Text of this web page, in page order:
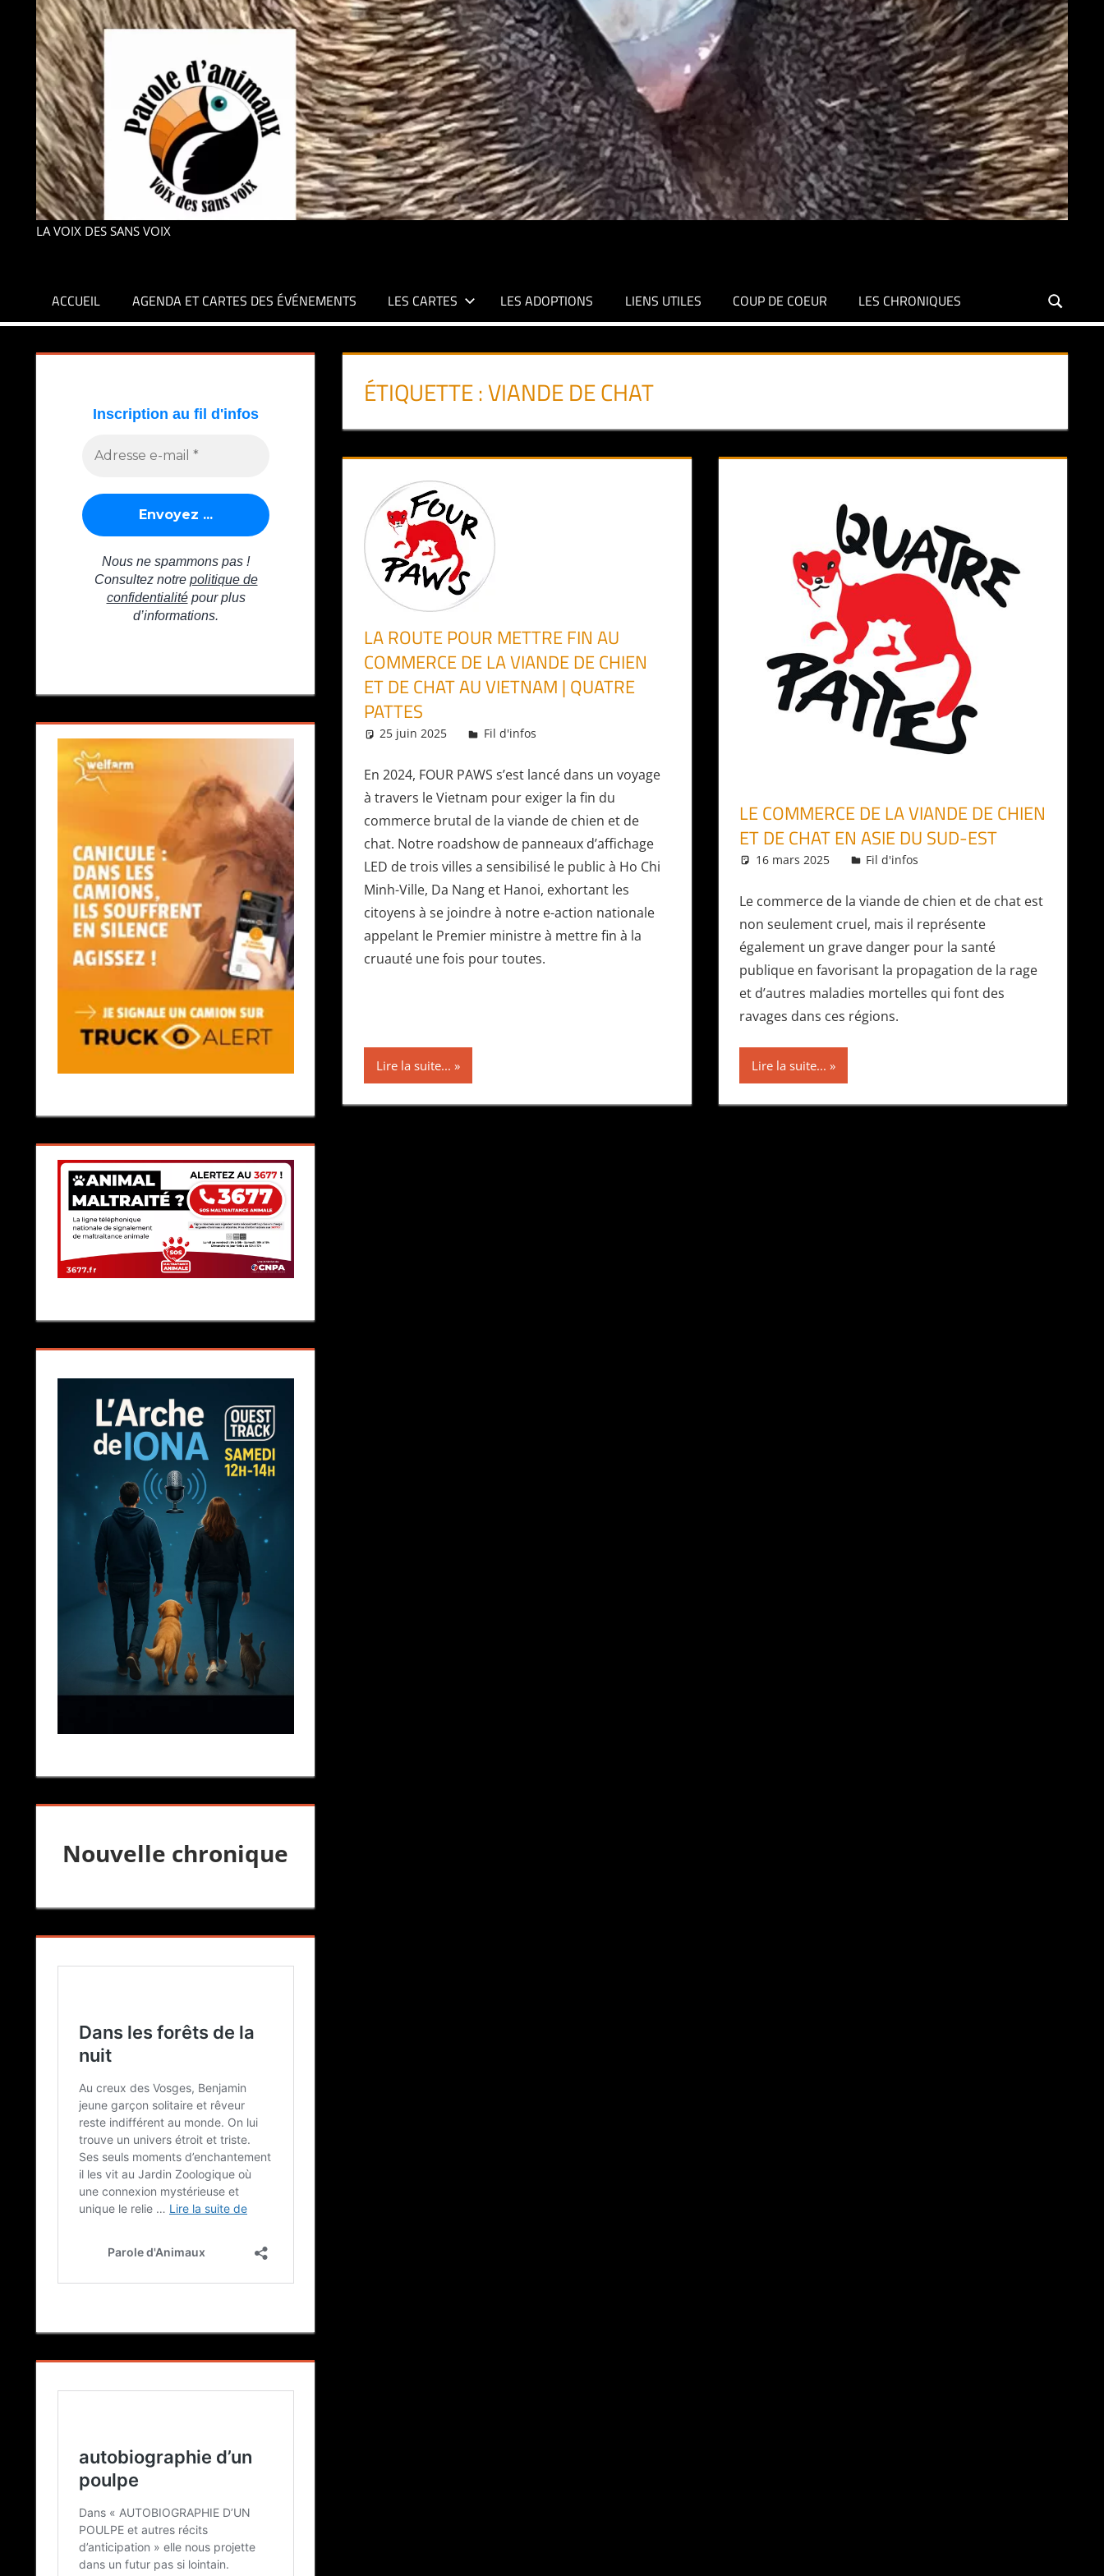
LA VOIX DES SANS VOIX
ACCUEIL AGENDA ET CARTES DES ÉVÉNEMENTS LES CARTES LES ADOPTIONS LIENS UTILES COUP DE COEUR LES CHRONIQUES
ÉTIQUETTE :VIANDE DE CHAT
LA ROUTE POUR METTRE FIN AU
COMMERCE DE LA VIANDE DE CHIEN
ET DE CHAT AU VIETNAM | QUATRE
PATTES
25 juin 2025 Daniel
Fil d'infos
En 2024, FOUR PAWS s’est lancé dans un voyage
à travers le Vietnam pour exiger la fin du
commerce brutal de la viande de chien et de
chat. Notre roadshow de panneaux d’affichage
LED de trois villes a sensibilisé le public à Ho Chi
Minh-Ville, Da Nang et Hanoi, exhortant les
citoyens à se joindre à notre e-action nationale
appelant le Premier ministre à mettre fin à la
cruauté une fois pour toutes.
Lire la suite...
LE COMMERCE DE LA VIANDE DE CHIEN
ET DE CHAT EN ASIE DU SUD-EST
16 mars 2025 Daniel
Fil d'infos
Le commerce de la viande de chien et de chat est
non seulement cruel, mais il représente
également un grave danger pour la santé
publique en favorisant la propagation de la rage
et d’autres maladies mortelles qui font des
ravages dans ces régions.
Lire la suite...
Nouvelle chronique